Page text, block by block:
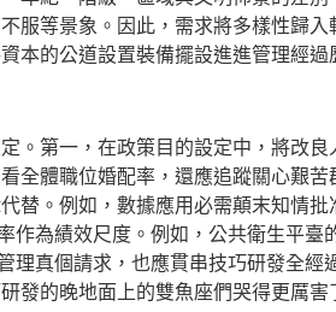
服等景象。因此，需求將多樣性歸
本的公道設置裝備擺設進進管理經
。第一，在政策目的設定中，將改
全體職位婚配率，還應追蹤關心艱
替。例如，數據應用必需顛末知情
作為績效尺度。例如，公共衛生平
理真個請求，也應貫串技巧研發全
發的晚地面上的雙魚座們哭得更厲